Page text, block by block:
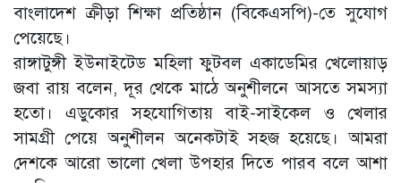
বাংলাদেশ ক্রীড়া শিক্ষা প্রতিষ্ঠান (বিকেএসপি)-তে সুযোগ
পেয়েছে।
রাঙ্গাটুঙ্গী ইউনাইটেড মহিলা ফুটবল একাডেমির খেলোয়াড়
জবা রায় বলেন, দূর থেকে মাঠে অনুশীলনে আসতে সমস্যা
হতো। এডুকোর সহযোগিতায় বাই-সাইকেল ও খেলার
সামগ্রী পেয়ে অনুশীলন অনেকটাই সহজ হয়েছে। আমরা
দেশকে আরো ভালো খেলা উপহার দিতে পারব বলে আশা